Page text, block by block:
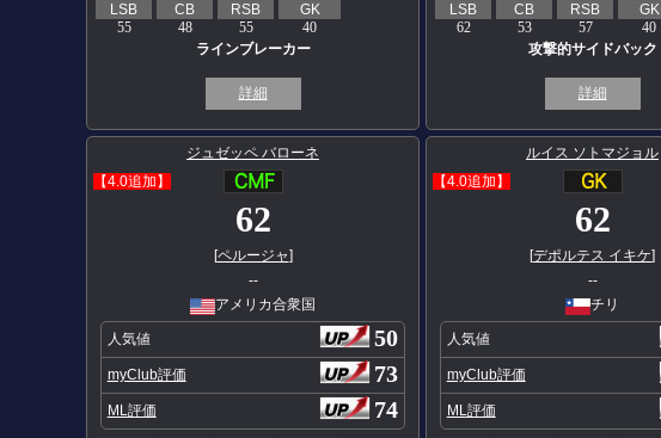
LSB
55
CB
48
RSB
55
GK
40
ラインブレーカー
詳細
LSB
62
CB
53
RSB
57
GK
40
攻撃的サイドバック
詳細
ジュゼッペ バローネ
【4.0追加】
62
[ペルージャ]
--
アメリカ合衆国
人気値 50
myClub評価 73
ML評価 74
ルイス ソトマジョル
【4.0追加】
62
[デポルテス イキケ]
--
チリ
人気値
myClub評価
ML評価